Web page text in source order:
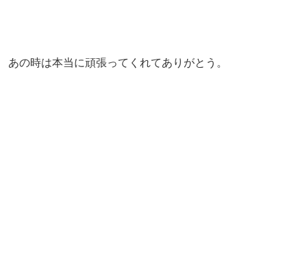
あの時は本当に頑張ってくれてありがとう。